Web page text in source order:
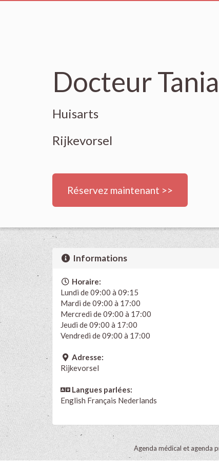
Docteur
Huisarts
Rijkevorsel
Réservez maintenant >>
Informations
Horaire:
Lundi de 09:00 à 09:15
Mardi de 09:00 à 17:00
Mercredi de 09:00 à 17:00
Jeudi de 09:00 à 17:00
Vendredi de 09:00 à 17:00
Adresse:
Rijkevorsel
Langues parlées:
English Français Nederlands
Agenda médical et agenda